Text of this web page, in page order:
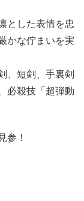
とした表情を忠
かな佇まいを実
、短剣、手裏剣
必殺技「超弾動
参！